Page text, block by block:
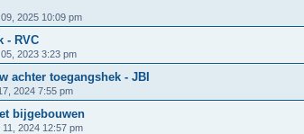
2025 10:09 pm
- RVC
2023 3:23 pm
achter toegangshek - JBI
2024 7:55 pm
bijgebouwen
2024 12:57 pm